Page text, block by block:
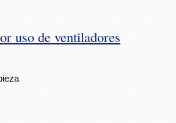
uso de ventiladores